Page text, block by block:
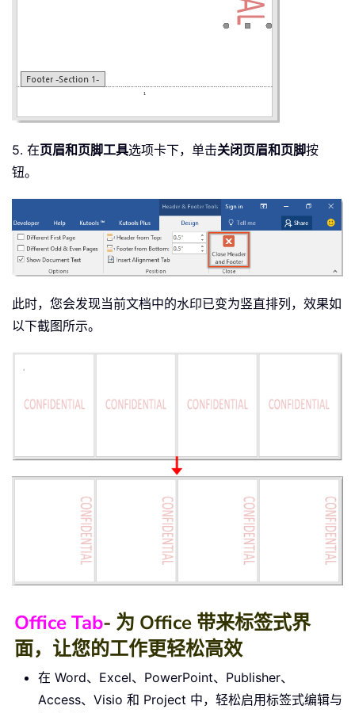
5. 在页眉和页脚工具选项卡下，单击关闭页眉和页脚按
钮。
此时，您会发现当前文档中的水印已变为竖直排列，效果如
以下截图所示。
Office Tab- 为 Office 带来标签式界
面，让您的工作更轻松高效
在 Word、Excel、PowerPoint、Publisher、
Access、Visio 和 Project 中，轻松启用标签式编辑与